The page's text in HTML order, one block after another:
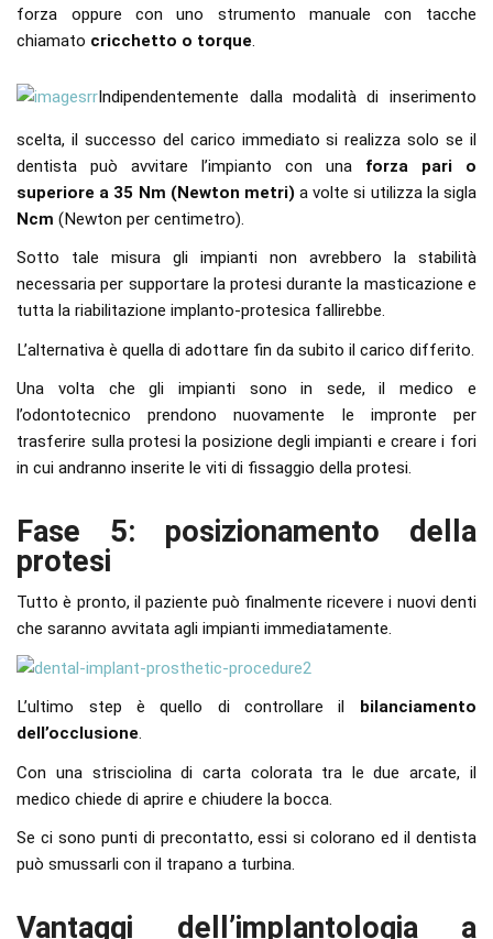
forza oppure con uno strumento manuale con tacche
chiamato cricchetto o torque.
Indipendentemente dalla modalità di inserimento
scelta, il successo del carico immediato si realizza solo se il
dentista può avvitare l’impianto con una forza pari o
superiore a 35 Nm (Newton metri)a volte si utilizza la sigla
Ncm (Newton per centimetro).
Sotto tale misura gli impianti non avrebbero la stabilità
necessaria per supportare la protesi durante la masticazione e
tutta la riabilitazione implanto-protesica fallirebbe.
L’alternativa è quella di adottare fin da subito il carico differito.
Una volta che gli impianti sono in sede, il medico e
l’odontotecnico prendono nuovamente le impronte per
trasferire sulla protesi la posizione degli impianti e creare i fori
in cui andranno inserite le viti di fissaggio della protesi.
Fase 5: posizionamento della
protesi
Tutto è pronto, il paziente può finalmente ricevere i nuovi denti
che saranno avvitata agli impianti immediatamente.
L’ultimo step è quello di controllare il bilanciamento
dell’occlusione.
Con una strisciolina di carta colorata tra le due arcate, il
medico chiede di aprire e chiudere la bocca.
Se ci sono punti di precontatto, essi si colorano ed il dentista
può smussarli con il trapano a turbina.
Vantaggi dell’implantologia a